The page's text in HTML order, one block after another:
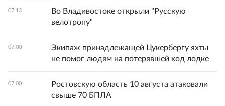
07:13
Во Владивостоке открыли "Русскую
велотропу"
07:00
Экипаж принадлежащей Цукербергу яхты
не помог людям на потерявшей ход лодке
07:00
Ростовскую область 10 августа атаковали
свыше 70 БПЛА